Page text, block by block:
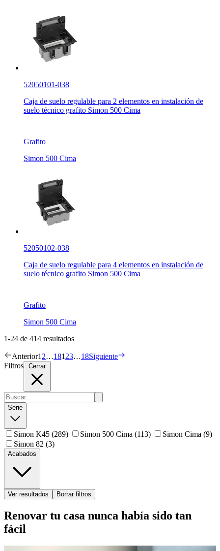
52050101-038
Caja de suelo regulable para 2 elementos en instalación de
suelo técnico grafito Simon 500 Cima
Grafito
Simon 500 Cima
52050102-038
Caja de suelo regulable para 4 elementos en instalación de
suelo técnico grafito Simon 500 Cima
Grafito
Simon 500 Cima
1-24 de 414 resultados
Anterior12…18123…18Siguiente
Filtros
Cerrar
Serie
Simon K45 (289) Simon 500 Cima (113) Simon Cima (9)
Simon 82 (3)
Acabados
Ver resultados Borrar filtros
Renovar tu casa nunca había sido tan
fácil